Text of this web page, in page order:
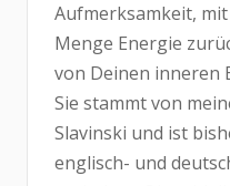
Aufmerksamkeit,
Menge Energie
von Deinen inneren
Sie stammt von
Slavinski und ist
englisch- und